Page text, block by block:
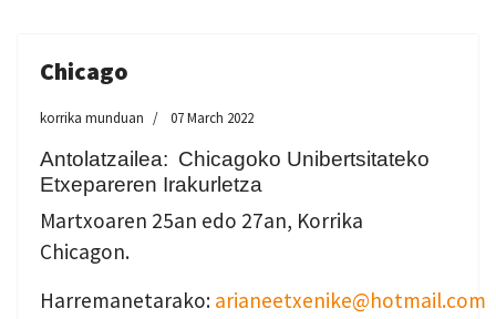
Chicago
korrika munduan 07 March 2022
Antolatzailea: Chicagoko Unibertsitateko
Etxepareren Irakurletza
Martxoaren 25an edo 27an, Korrika
Chicagon.
Harremanetarako: arianeetxenike@hotmail.com